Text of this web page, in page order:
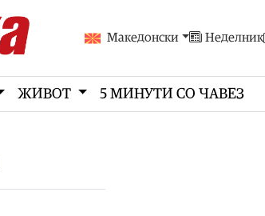
Македонски Неделник
ЖИВОТ 5 МИНУТИ СО ЧАВЕЗ